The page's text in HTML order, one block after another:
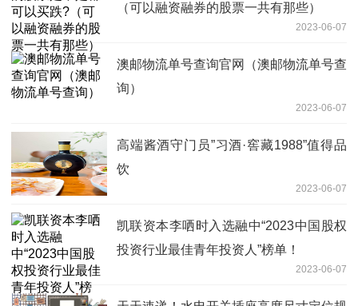
（可以融资融券的股票一共有那些）
2023-06-07
澳邮物流单号查询官网（澳邮物流单号查
询）
2023-06-07
高端酱酒守门员”习酒·窖藏1988”值得品
饮
2023-06-07
凯联资本李哂时入选融中“2023中国股权
投资行业最佳青年投资人”榜单！
2023-06-07